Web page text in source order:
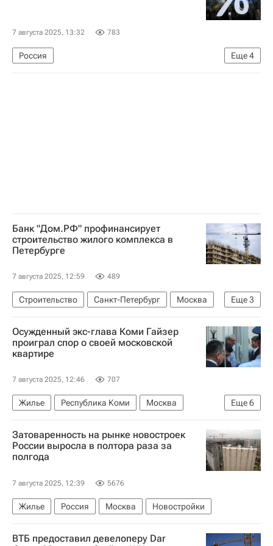
7 августа 2025, 13:32 783
Еще4
Россия
Министерство финансов РФ (Минфин России)
Банк "Дом.РФ" профинансирует
строительство жилого комплекса в
Петербурге
7 августа 2025, 12:59 489
Еще3
Строительство Санкт-Петербург
Москва
"Дом.РФ"
Девелоперы Жилье
Осужденный экс-глава Коми Гайзер
проиграл спор о своей московской
квартире
7 августа 2025, 12:46 707
Еще6
Жилье Республика Коми
Москва
Сыктывкар
Вячеслав Гайзер
Владимир Путин
Следственный комитет России (СК РФ)
Московский городской суд
Затоваренность на рынке новостроек
России выросла в полтора раза за
полгода
7 августа 2025, 12:39 5676
Жилье Россия Москва Новостройки
ВТБ предоставил девелоперу Dar